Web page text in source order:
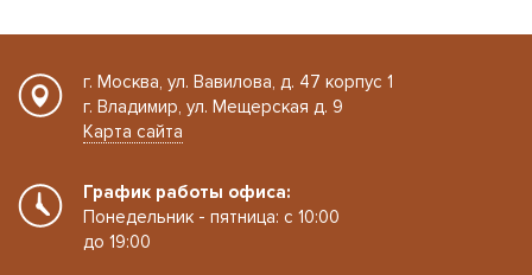
г. Москва, ул. Вавилова, д. 47 корпус 1
г. Владимир, ул. Мещерская д. 9
Карта сайта
График работы офиса:
Понедельник - пятница: с 10:00
до 19:00